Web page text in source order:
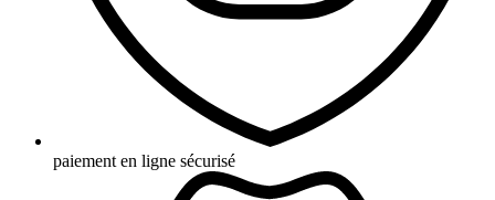
paiement en ligne sécurisé